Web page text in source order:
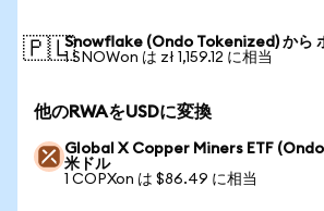
🇵🇱Snowflake (Ondo Tokenized) から
1 SNOWon は zł 1,159.12 に相当
他のRWAをUSDに変換
Global X Copper Miners ETF
米ドル
1 COPXon は $86.49 に相当